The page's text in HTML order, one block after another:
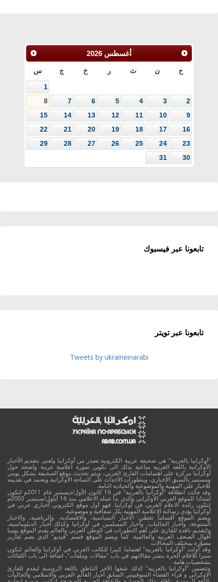
أغسطس 2026
ح ن ث ر خ ج س
1
2
3
4
5
6
7
8
9
10
11
12
13
14
15
16
17
18
19
20
21
22
23
24
25
26
27
28
29
30
31
تابعونا عبر فيسبوك
تابعونا عبر تويتر
Tweets by ukraineinarabi
"أوكرانيا بالعربية" هي صحيفة عربية الكترونية تصدر من أوكرانيا وتُعنى بتقديم الأخبار
الأوكرانية باللغة العربية ساعية بذلك الى تكوين صورة اعلامية عربية واضحة حول
أوكرانيا مركزة على اهتمامات القارئ العربي، ويتم تحديث موقع الصحيفة بشكل يومي
ومستمر بالسبق الإخباري، وبتطورات الأحداث على الساحة الأوكرانية ويعتمد في تقديمه
للاخبار على المهنية والموضوعية والحيادية التامة.
وقد جائت انطلاقة "أوكرانيا بالعربية" في 16 كانون الأول/ديسمبر عام 2011م لتكون
امتدادا للموقع العربي الاوكراني والذي بدأ عمله الاعلامي منذ 16 أيلول/سبتمبر 2003م
لتكون رائدة الاعلام العربي في أوكرانيا. فهو أول موقع الكتروني أخباري عربي في
أوكرانيا يؤدي رسالته الاعلامية المهنية بكل شفافية و موضوعية.
ويضم الموقع أقساماً تغطي: الأخبار السياسية، والاقتصادية، والرياضية، والاخبار
المتنوعة، وأخبار الجاليات، وأخبار المسلمين في أوكرانيا وكذلك أخبار الدبلوماسية،
ولتقديم نافذة للقارئ على أهم التطورات في الوطن العربي والعالم يقدم الموقع يوميا
أقوال الصحف العربية والعالمية. كما ويضم الموقع قسم "فيديو" الذي يضم تقارير
مصوَّرة بمختلف المجالات.
وقد أولت "أوكرانيا بالعربية" اهتماما كبيرا للكاتب العربي في أوكرانيا والعالم لتكون
منبرا للاقلام الحرة بنشر مقالاتهم في باب "مقالات وملفات"، اضافة الى باب اللقائات
بشخصيات هامة.
وتتضمن "أوكرانيا بالعربية" كذلك شقها الآخر الناطق باللغة الروسية ليقدم للقارئ
الاوكراني و قراء الفضاء السوفييتي السابق أخبار العالم العربي والاسلامي والجاليات